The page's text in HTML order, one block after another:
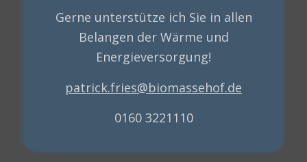
Gerne unterstütze ich Sie in allen
Belangen der Wärme und
Energieversorgung!
patrick.fries@biomassehof.de
0160 3221110